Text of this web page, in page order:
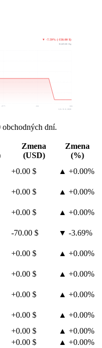
▼ -7.59% (-150.00 $)
$1,825.00 / Kg
27.7.
GA • 8. 8. 2026
dní.
Zmena
(USD)
Zmena
(%)
+0.00 $
▲ +0.00%
+0.00 $
▲ +0.00%
+0.00 $
▲ +0.00%
-70.00 $
▼ -3.69%
+0.00 $
▲ +0.00%
+0.00 $
▲ +0.00%
+0.00 $
▲ +0.00%
+0.00 $
▲ +0.00%
+0.00 $
▲ +0.00%
+0.00 $
▲ +0.00%